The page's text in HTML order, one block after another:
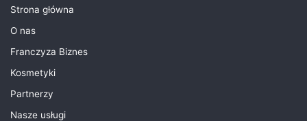
Strona główna
O nas
Franczyza Biznes
Kosmetyki
Partnerzy
Nasze usługi